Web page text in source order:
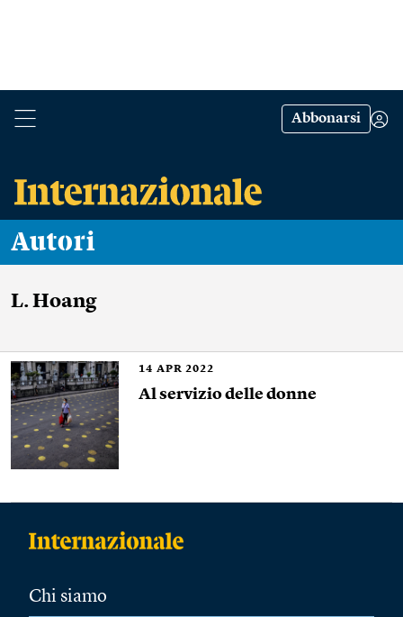
Abbonarsi
Autori
L. Hoang
14 APR 2022
Al servizio delle donne
Chi siamo